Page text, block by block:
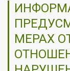
МЕРАХ